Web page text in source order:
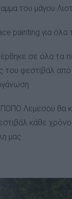
του μάγου
painting για όλα
σε όλα τα
του φεστιβάλ από
ΠΟΠΟ Λεμεσού θα
κάθε χρόνο
μας .